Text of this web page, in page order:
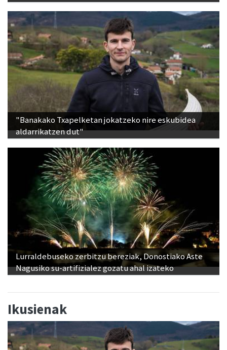
"Banakako Txapelketan jokatzeko nire eskubidea
aldarrikatzen dut"
Lurraldebuseko zerbitzu bereziak, Donostiako Aste
Nagusiko su-artifizialez gozatu ahal izateko
Ikusienak